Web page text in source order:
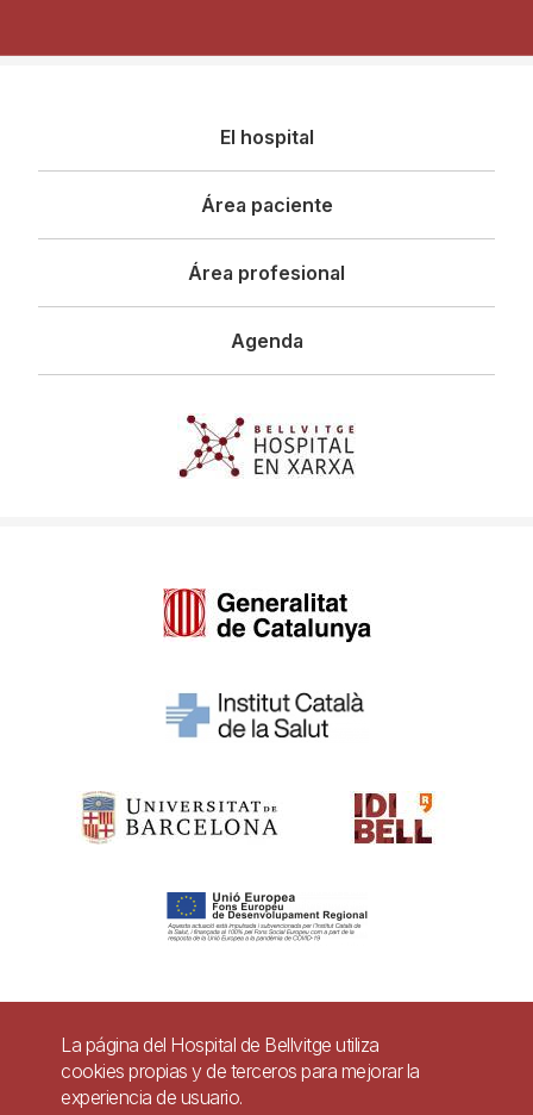
principal
El hospital
Área paciente
Área profesional
Agenda
Pie
Contacto
Accesibilidad
La página del Hospital de Bellvitge utiliza
cookies propias y de terceros para mejorar la
experiencia de usuario.